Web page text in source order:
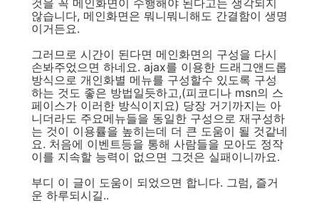
것을 꼭 메인화면이 수행해야 된다고는 생각되지
않습니다, 메인화면은 뭐니뭐니해도 간결함이 생명
이거든요.
그러므로 시간이 된다면 메인화면의 구성을 다시
손봐주었으면 하네요. ajax를 이용한 드래그앤드롭
방식으로 개인화별 메뉴를 구성할수 있도록 구성
하는 것도 좋은 방법일듯하고,(피코디나 msn의 스
페이스가 이러한 방식이지요) 당장 거기까지는 아
니더라도 주요메뉴들을 동일한 구성으로 재구성하
는 것이 이용률을 높히는데 더 큰 도움이 될 것같네
요. 처음에 이벤트등을 통해 사람들을 모아도 정작
이를 지속할 능력이 없으면 그것은 실패이니까요.
부디 이 글이 도움이 되었으면 합니다. 그럼, 즐거
운 하루되시길..